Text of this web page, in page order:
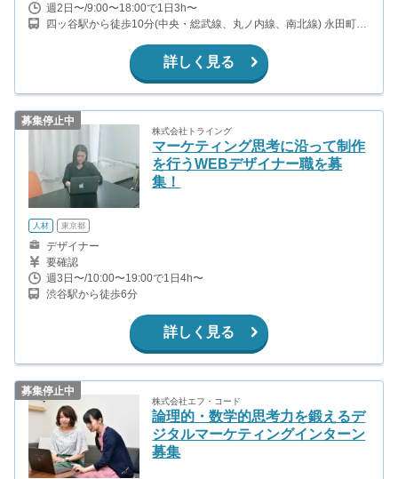
週2日〜/9:00〜18:00で1日3h〜
四ッ谷駅から徒歩10分(中央・総武線、丸ノ内線、南北線) 永田町駅
(半蔵門線) 麹町駅から徒歩3分(有楽町線)
詳しく見る
募集停止中
株式会社トライング
マーケティング思考に沿って制作
を行うWEBデザイナー職を募
集！
人材 東京都
デザイナー
要確認
週3日〜/10:00〜19:00で1日4h〜
渋谷駅から徒歩6分
詳しく見る
募集停止中
株式会社エフ・コード
論理的・数学的思考力を鍛えるデ
ジタルマーケティングインターン
募集